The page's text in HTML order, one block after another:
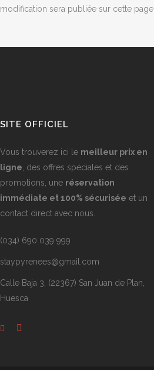
modification sera publiée sur cette page.
SITE OFFICIEL
Vous trouverez ici le meilleur prix en
ligne , des offres spéciales et des
promotions, une réservation
immédiate et 100% sécurisée et un
contact direct avec nous.
(034) 690 039 999
staypyrenees@gmail.com
Calle Baja 3, (22367) San Juan de Plan,
Huesca